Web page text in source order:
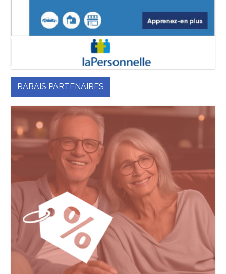
RABAIS PARTENAIRES